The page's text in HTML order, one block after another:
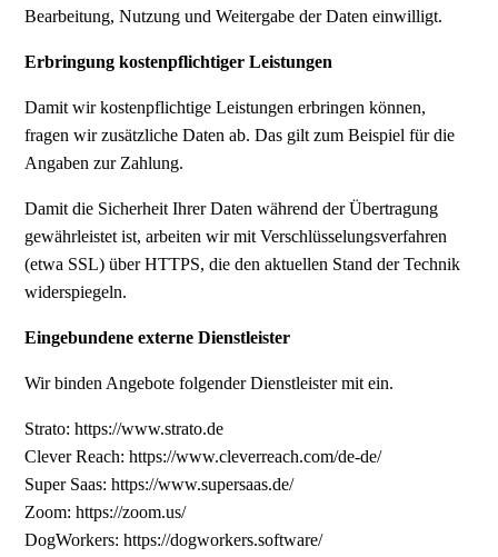
Bearbeitung, Nutzung und Weitergabe der Daten einwilligt.
Erbringung kostenpflichtiger Leistungen
Damit wir kostenpflichtige Leistungen erbringen können,
fragen wir zusätzliche Daten ab. Das gilt zum Beispiel für die
Angaben zur Zahlung.
Damit die Sicherheit Ihrer Daten während der Übertragung
gewährleistet ist, arbeiten wir mit Verschlüsselungsverfahren
(etwa SSL) über HTTPS, die den aktuellen Stand der Technik
widerspiegeln.
Eingebundene externe Dienstleister
Wir binden Angebote folgender Dienstleister mit ein.
Strato: https://www.strato.de
Clever Reach: https://www.cleverreach.com/de-de/
Super Saas: https://www.supersaas.de/
Zoom: https://zoom.us/
DogWorkers: https://dogworkers.software/